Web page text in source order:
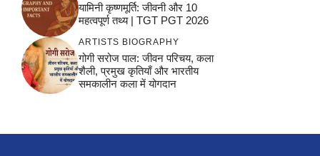
यामिनी कृष्णमूर्ति: जीवनी और 10
महत्वपूर्ण तथ्य | TGT PGT 2026
ARTISTS BIOGRAPHY
गोगी सरोज पाल: जीवन परिचय, कला
शैली, प्रमुख कृतियाँ और भारतीय
समकालीन कला में योगदान